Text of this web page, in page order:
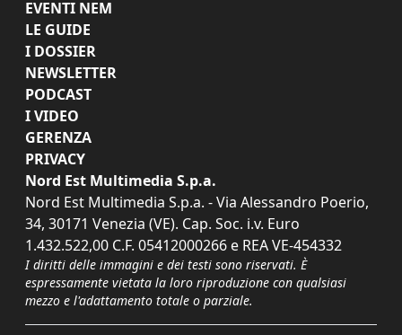
EVENTI NEM
LE GUIDE
I DOSSIER
NEWSLETTER
PODCAST
I VIDEO
GERENZA
PRIVACY
Nord Est Multimedia S.p.a.
Nord Est Multimedia S.p.a. - Via Alessandro Poerio,
34, 30171 Venezia (VE). Cap. Soc. i.v. Euro
1.432.522,00 C.F. 05412000266 e REA VE-454332
I diritti delle immagini e dei testi sono riservati. È
espressamente vietata la loro riproduzione con qualsiasi
mezzo e l'adattamento totale o parziale.